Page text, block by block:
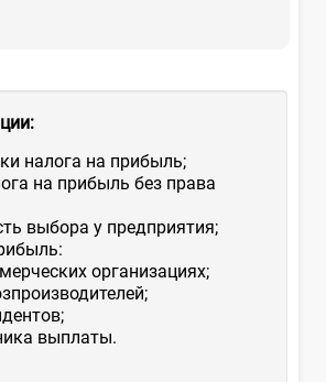
налога на прибыль;
на прибыль без права
выбора у предприятия;
организациях;
выплаты.